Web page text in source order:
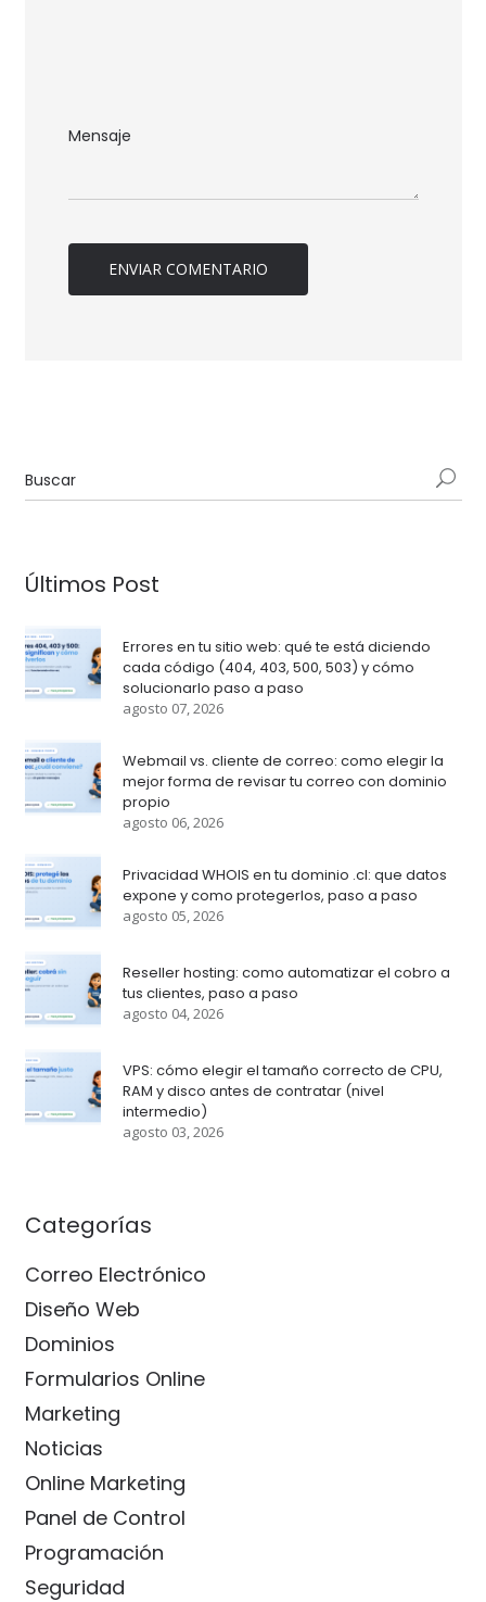
Últimos Post
Errores en tu sitio web: qué te está diciendo
cada código (404, 403, 500, 503) y cómo
solucionarlo paso a paso
agosto 07, 2026
Webmail vs. cliente de correo: como elegir la
mejor forma de revisar tu correo con dominio
propio
agosto 06, 2026
Privacidad WHOIS en tu dominio .cl: que datos
expone y como protegerlos, paso a paso
agosto 05, 2026
Reseller hosting: como automatizar el cobro a
tus clientes, paso a paso
agosto 04, 2026
VPS: cómo elegir el tamaño correcto de CPU,
RAM y disco antes de contratar (nivel
intermedio)
agosto 03, 2026
Categorías
Correo Electrónico
Diseño Web
Dominios
Formularios Online
Marketing
Noticias
Online Marketing
Panel de Control
Programación
Seguridad